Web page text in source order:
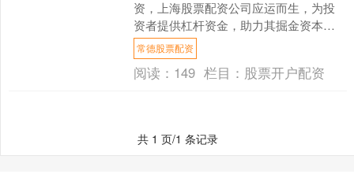
资，上海股票配资公司应运而生，为投
资者提供杠杆资金，助力其掘金资本市
场。 1. 查证牌照和监管：选择有牌照和
监管的平台，如证监会....
常德股票配资
阅读： 149 栏目： 股票开户配资
共 1 页/1 条记录